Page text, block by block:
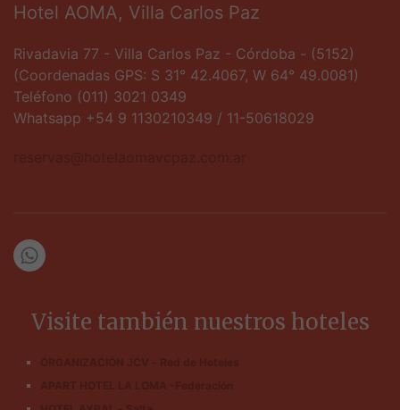
Hotel AOMA, Villa Carlos Paz
Rivadavia 77 - Villa Carlos Paz - Córdoba - (5152)
(Coordenadas GPS: S 31° 42.4067, W 64° 49.0081)
Teléfono (011) 3021 0349
Whatsapp +54 9 1130210349 / 11-50618029
Visite también nuestros hoteles